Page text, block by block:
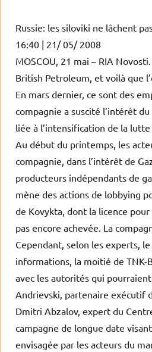
Russie: les siloviki ne lâchent
16:40 | 21/ 05/ 2008
MOSCOU, 21 mai – RIA
British Petroleum, et voilà que
En mars dernier, ce sont des
compagnie a suscité l’intérêt
liée à l’intensification de la lutte
Au début du printemps, les
compagnie, dans l’intérêt de
producteurs indépendants de
mène des actions de lobbying
de Kovykta, dont la licence
pas encore achevée. La
Cependant, selon les experts,
informations, la moitié de TNK-
avec les autorités qui
Andrievski, partenaire exécutif
Dmitri Abzalov, expert du
campagne de longue date
envisagée par les acteurs du